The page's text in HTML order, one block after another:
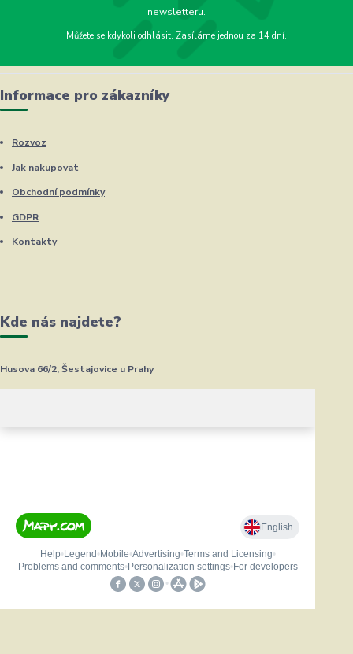
newsletteru.
Můžete se kdykoli odhlásit. Zasíláme jednou za 14 dní.
Informace pro zákazníky
Rozvoz
Jak nakupovat
Obchodní podmínky
GDPR
Kontakty
Kde nás najdete?
Husova 66/2, Šestajovice u Prahy